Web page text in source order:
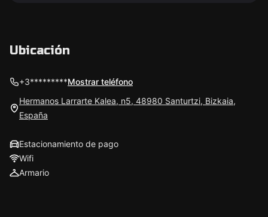
Ubicación
+3*********Mostrar teléfono
Hermanos Larrarte Kalea, n5, 48980 Santurtzi, Bizkaia,
España
Estacionamiento de pago
Wifi
Armario